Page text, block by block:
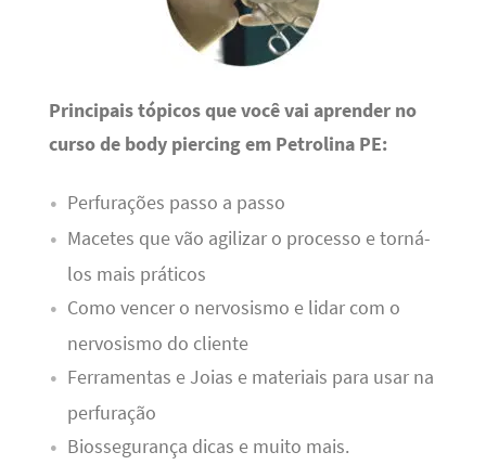
Principais tópicos que você vai aprender no
curso de body piercing em Petrolina PE:
Perfurações passo a passo
Macetes que vão agilizar o processo e torná-
los mais práticos
Como vencer o nervosismo e lidar com o
nervosismo do cliente
Ferramentas e Joias e materiais para usar na
perfuração
Biossegurança dicas e muito mais.